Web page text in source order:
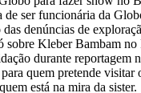
ser funcionária da
denúncias de
sobre Kleber Bambam
durante reportagem
quem pretende visitar
está na mira da sister.